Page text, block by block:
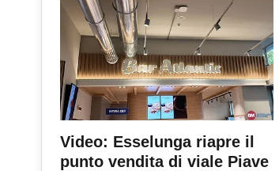
Video: Esselunga riapre il
punto vendita di viale Piave